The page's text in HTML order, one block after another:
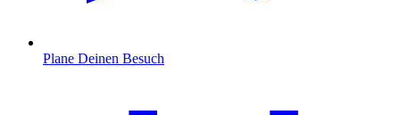
Plane Deinen Besuch